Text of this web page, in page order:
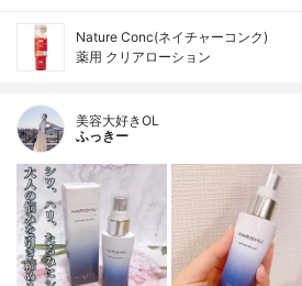
Nature Conc(ネイチャーコンク)
薬用 クリアローション
美容大好きOL
ふっきー